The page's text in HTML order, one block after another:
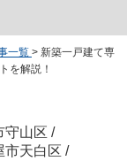
一覧 > 新築一戸建て専
を解説！
守山区 /
市天白区 /